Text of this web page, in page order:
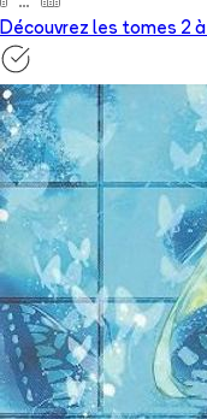
Découvrez les tomes 2 à